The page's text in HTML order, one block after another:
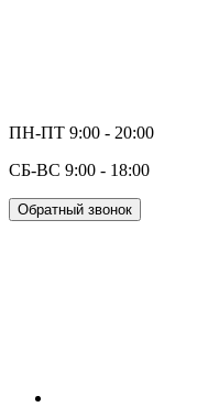
ПН-ПТ 9:00 - 20:00
СБ-ВС 9:00 - 18:00
Обратный звонок